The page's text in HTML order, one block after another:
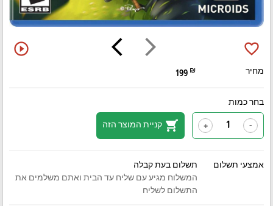
arrow_forward_ios
arrow_back_ios favorite_border
play_circle_outline
מחיר 199 ₪
בחר כמות
-
+
shopping_cart קניית המוצר הזה
אמצעי תשלום
תשלום בעת קבלה
המשלוח מגיע עם שליח עד הבית ואתם משלמים את
התשלום לשליח